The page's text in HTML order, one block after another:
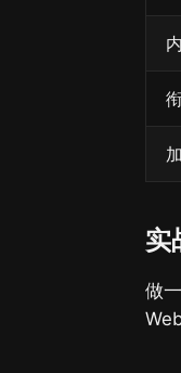
实
做